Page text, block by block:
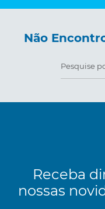
Não
Receba
nossas